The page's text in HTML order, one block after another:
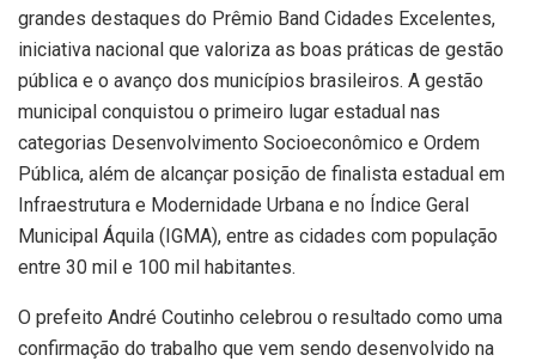
grandes destaques do Prêmio Band Cidades Excelentes,
iniciativa nacional que valoriza as boas práticas de gestão
pública e o avanço dos municípios brasileiros. A gestão
municipal conquistou o primeiro lugar estadual nas
categorias Desenvolvimento Socioeconômico e Ordem
Pública, além de alcançar posição de finalista estadual em
Infraestrutura e Modernidade Urbana e no Índice Geral
Municipal Áquila (IGMA), entre as cidades com população
entre 30 mil e 100 mil habitantes.
O prefeito André Coutinho celebrou o resultado como uma
confirmação do trabalho que vem sendo desenvolvido na